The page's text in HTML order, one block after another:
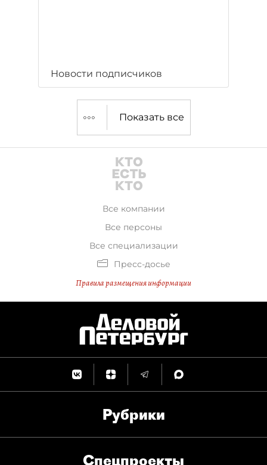
Новости подписчиков
Показать все
Все компании
Все персоны
Все специализации
Пресс-досье
Правила размещения информации
Рубрики
Спец­проекты